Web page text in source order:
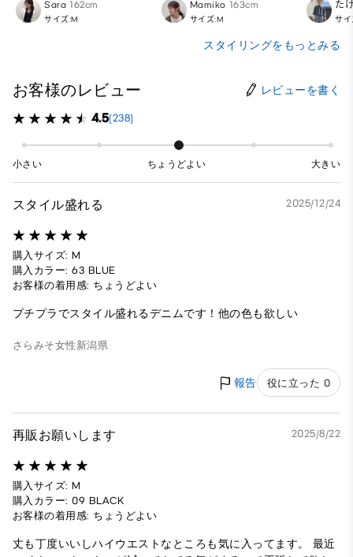
Sara 162cm
サイズ:M
Mamiko 163cm
サイズ:M
た
サ
スタイリングをもっとみる
お客様のレビュー レビューを書く
4.5(238)
小さい ちょうどよい 大きい
スタイル盛れる 2025/12/24
購入サイズ: M
購入カラー: 63 BLUE
お客様の着用感: ちょうどよい
プチプラでスタイル盛れるデニムです！他の色も欲しい
さらみそ女性 新潟県
報告 役に立った 0
再販お願いします 2025/8/22
購入サイズ: M
購入カラー: 09 BLACK
お客様の着用感: ちょうどよい
丈も丁度いいしハイウエストなところも気に入ってます。 最近